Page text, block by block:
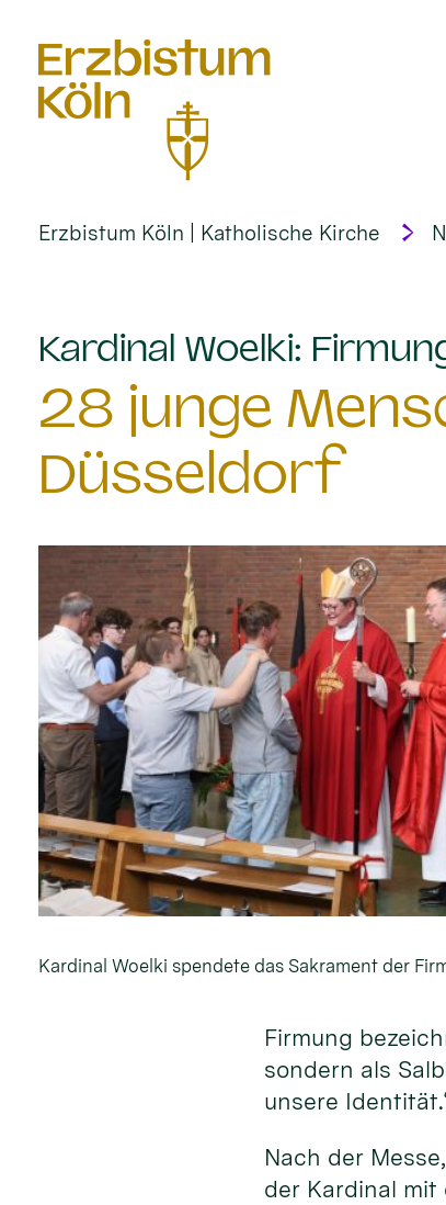
Erzbistum Köln | Katholische Kirche
Kardinal Woelki:
28 junge
Düsseldorf
Kardinal Woelki spendete das Sakrament der
Firmung
sondern als
unsere
Nach der
der Kardinal mit